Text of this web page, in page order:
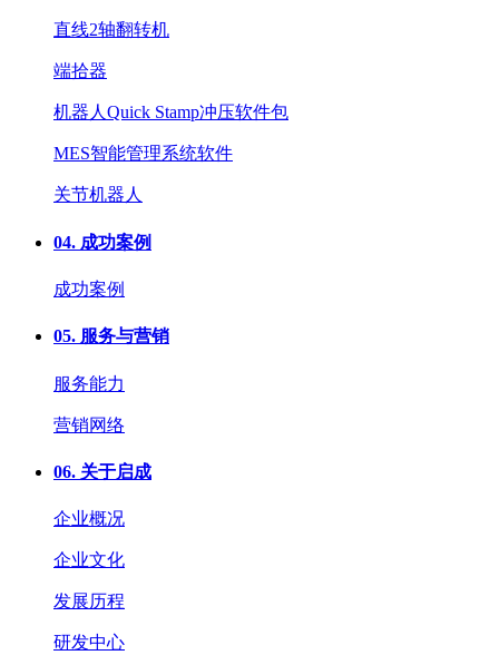
直线2轴翻转机
端拾器
机器人Quick Stamp冲压软件包
MES智能管理系统软件
关节机器人
04. 成功案例
成功案例
05. 服务与营销
服务能力
营销网络
06. 关于启成
企业概况
企业文化
发展历程
研发中心